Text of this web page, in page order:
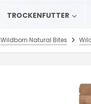
TROCKENFUTTER
Wildborn Natural Bites